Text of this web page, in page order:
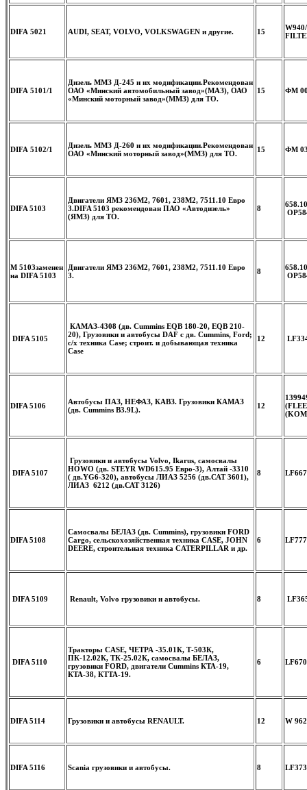
DIFA 5021 AUDI, SEAT, VOLVO, VOLKSWAGEN и другие. 15
DIFA 5101/1
Дизель ММЗ Д-245 и их модификации.Рекомендован
ОАО «Минский автомобильный завод»(МАЗ), ОАО
«Минский моторный завод»(ММЗ) для ТО.
15 ФМ
DIFA 5102/1 Дизель ММЗ Д-260 и их модификации.Рекомендован
ОАО «Минский моторный завод»(ММЗ) для ТО.
15 ФМ
DIFA 5103
Двигатели ЯМЗ 236М2, 7601, 238М2, 7511.10 Евро
3.DIFA 5103 рекомендован ПАО «Автодизель»
(ЯМЗ) для ТО.
8
М 5103заменен
на DIFA 5103
Двигатели ЯМЗ 236М2, 7601, 238М2, 7511.10 Евро
3.
8
DIFA 5105
КАМАЗ-4308 (дв. Сummins EQB 180-20, EQB 210-
20), Грузовики и автобусы DAF с дв. Cummins, Ford;
с/х техника Case; строит. и добывающая техника
Case
12
DIFA 5106
Автобусы ПАЗ, НЕФАЗ, КАВЗ. Грузовики КАМАЗ
(дв. Cummins B3.9L).
12
DIFA 5107
Грузовики и автобусы Volvo, Ikarus, cамосвалы
HOWO (дв. STEYR WD615.95 Евро-3), Алтай -3310
( дв.YG6-320), автобусы ЛИАЗ 5256 (дв.САТ 3601),
ЛИАЗ 6212 (дв.САТ 3126)
8
DIFA 5108
Самосвалы БЕЛАЗ (дв. Cummins), грузовики FORD
Cargo, сельскохозяйственная техника CASE, JOHN
DEERE, строительная техника CATERPILLAR и др.
6
DIFA 5109 Renault, Volvo грузовики и автобусы. 8
DIFA 5110
Тракторы CASE, ЧЕТРА -35.01К, Т-503К,
ПК-12.02К, ТК-25.02К, самосвалы БЕЛАЗ,
грузовики FORD, двигатели Cummins КТА-19,
КТА-38, КТТА-19.
6
DIFA 5114 Грузовики и автобусы RENAULT. 12 W
DIFA 5116 Scania грузовики и автобусы. 8